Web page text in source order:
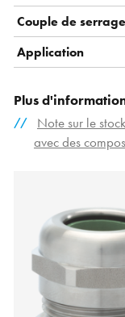
Couple de serrage
Application
Plus
Note sur le
avec des